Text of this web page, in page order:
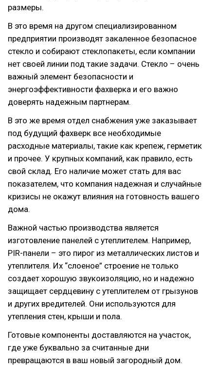
размеры.
В это время на другом специализированном
предприятии производят закаленное безопасное
стекло и собирают стеклопакеты, если компании
нет своей линии под такие задачи. Стекло – очень
важный элемент безопасности и
энергоэффективности фахверка и его важно
доверять надежным партнерам.
В это же время отдел снабжения уже заказывает
под будущий фахверк все необходимые
расходные материалы, такие как крепеж, герметик
и прочее. У крупных компаний, как правило, есть
свой склад. Его наличие может стать для вас
показателем, что компания надежная и случайные
кризисы не окажут влияния на готовность вашего
дома.
Важной частью производства является
изготовление панелей с утеплителем. Например,
PIR-панели – это пирог из металлических листов и
утеплителя. Их “слоеное” строение не только
создает хорошую звукоизоляцию, но и надежно
защищает сердцевину с утеплителем от грызунов
и других вредителей. Они используются для
утепления стен, крыши и пола.
Готовые компоненты доставляются на участок,
где уже буквально за считанные дни
превращаются в ваш новый загородный дом.